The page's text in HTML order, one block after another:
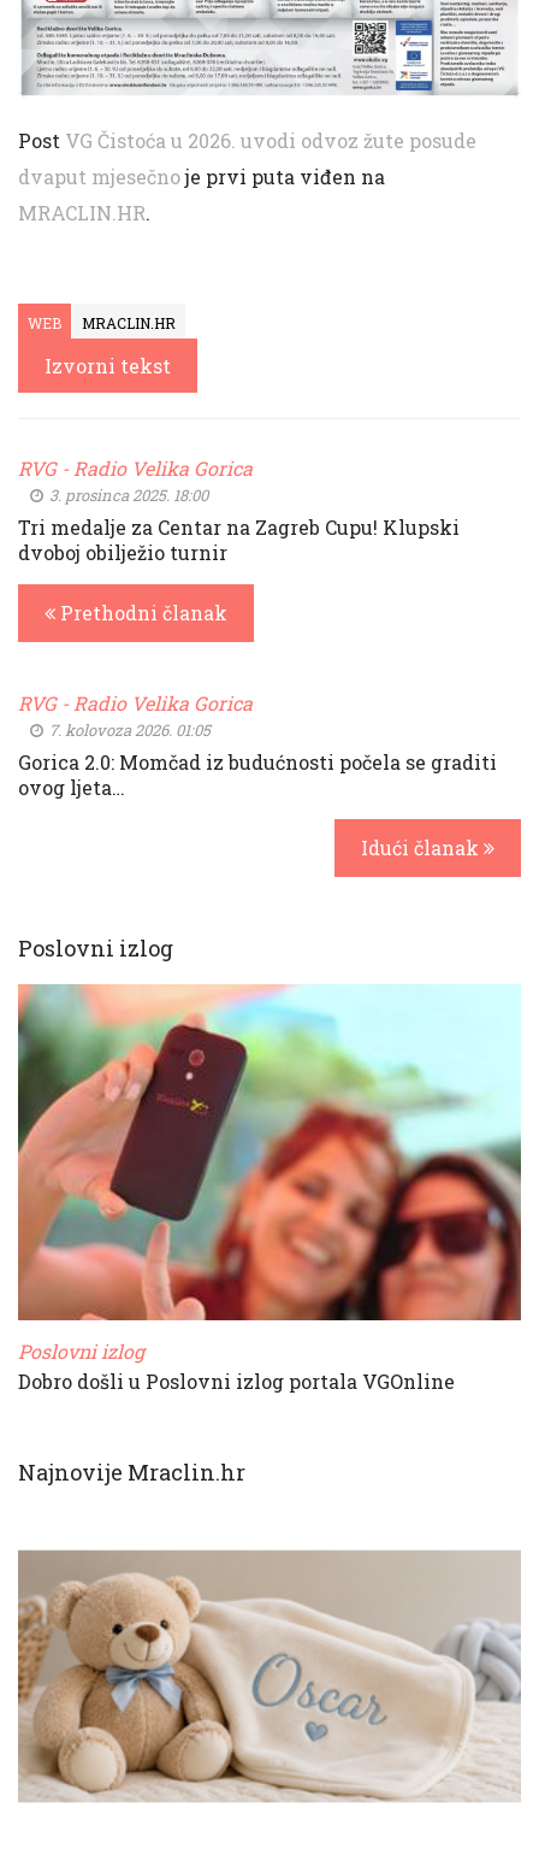
Post VG Čistoća u 2026. uvodi odvoz žute posude
dvaput mjesečnoje prvi puta viđen na
MRACLIN.HR.
WEB MRACLIN.HR
Izvorni tekst
RVG - Radio Velika Gorica
3. prosinca 2025. 18:00
Tri medalje za Centar na Zagreb Cupu! Klupski
dvoboj obilježio turnir
Prethodni članak
RVG - Radio Velika Gorica
7. kolovoza 2026. 01:05
Gorica 2.0: Momčad iz budućnosti počela se graditi
ovog ljeta…
Idući članak
Poslovni izlog
Poslovni izlog
Dobro došli u Poslovni izlog portala VGOnline
Najnovije Mraclin.hr